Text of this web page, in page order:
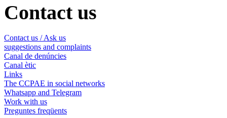
Contact us
Contact us / Ask us
suggestions and complaints
Canal de denúncies
Canal ètic
Links
The CCPAE in social networks
Whatsapp and Telegram
Work with us
Preguntes freqüents